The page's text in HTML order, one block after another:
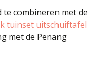
combineren met de
tuinset uitschuiftafel
met de Penang